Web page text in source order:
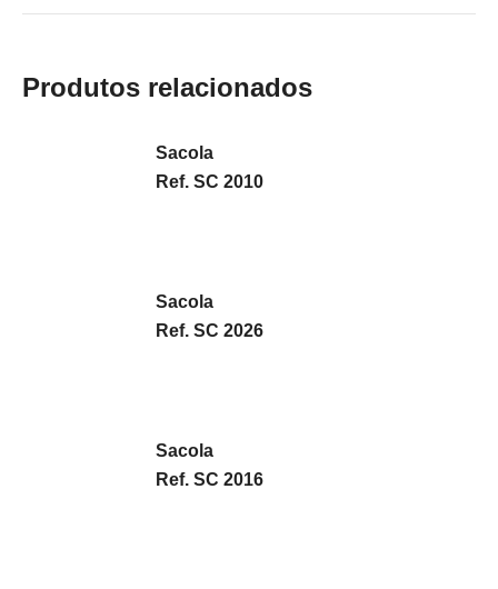
Produtos relacionados
Sacola
Ref. SC 2010
Sacola
Ref. SC 2026
Sacola
Ref. SC 2016